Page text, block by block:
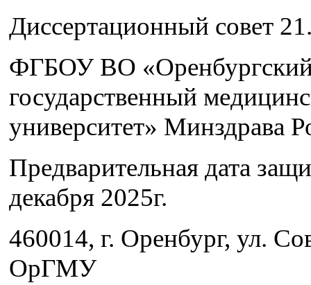
Диссертационный совет
ФГБОУ ВО
государственный
университет» Минздрава
Предварительная дата
декабря 2025г.
460014, г. Оренбург, ул.
ОрГМУ